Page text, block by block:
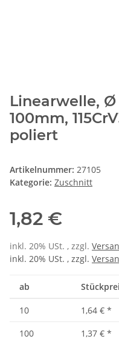
Linearwelle, Ø
100mm,
poliert
Artikelnummer: 27105
Kategorie: Zuschnitt
1,82 €
inkl. 20% USt. , zzgl.
inkl. 20% USt. , zzgl.
ab
10 1,64 € *
100
1,37 € *